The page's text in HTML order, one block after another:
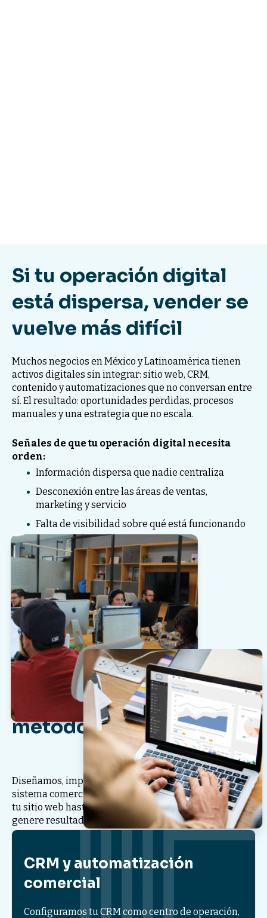
Si tu operación digital
está dispersa, vender se
vuelve más difícil
Muchos negocios en México y Latinoamérica tienen
activos digitales sin integrar: sitio web, CRM,
contenido y automatizaciones que no conversan entre
sí. El resultado: oportunidades perdidas, procesos
manuales y una estrategia que no escala.
Señales de que tu operación digital necesita
orden:
Información dispersa que nadie centraliza
Desconexión entre las áreas de ventas,
marketing y servicio
Falta de visibilidad sobre qué está funcionando
Integramos y
optimizamos tus activos
digitales bajo
metodología inbound
Diseñamos, implementamos y optimizamos tu
sistema comercial digital para que cada activo —desde
tu sitio web hasta tu CRM— trabaje en sincronía y
genere resultados medibles.
CRM y automatización
comercial
Configuramos tu CRM como centro de operación,